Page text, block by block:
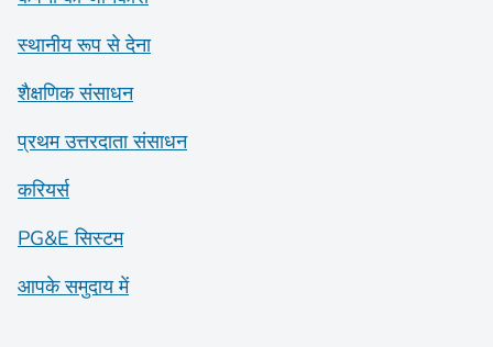
स्थानीय रूप से देना
शैक्षणिक संसाधन
प्रथम उत्तरदाता संसाधन
करियर्स
PG&E सिस्टम
आपके समुदाय में